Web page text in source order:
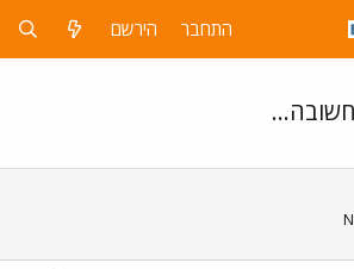
התחבר הירשם